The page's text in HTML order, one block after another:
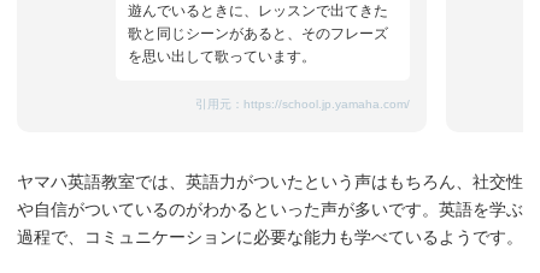
遊んでいるときに、レッスンで出てきた
歌と同じシーンがあると、そのフレーズ
を思い出して歌っています。
引用元： https://school.jp.yamaha.com/
ヤマハ英語教室では、英語力がついたという声はもちろん、社交性
や自信がついているのがわかるといった声が多いです。英語を学ぶ
過程で、コミュニケーションに必要な能力も学べているようです。